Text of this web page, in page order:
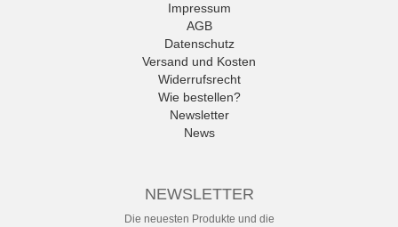
Impressum
AGB
Datenschutz
Versand und Kosten
Widerrufsrecht
Wie bestellen?
Newsletter
News
NEWSLETTER
Die neuesten Produkte und die